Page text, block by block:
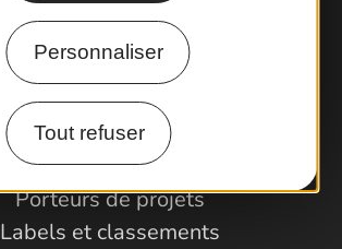
Personnaliser
Tout refuser
Comment venir ?
Espace Pro
Observatoire
Partenaires et Pros
Porteurs de projets
Labels et classements